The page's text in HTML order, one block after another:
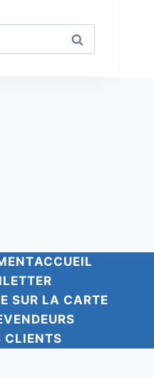
ACCUEIL
SUR LA CARTE
CLIENTS